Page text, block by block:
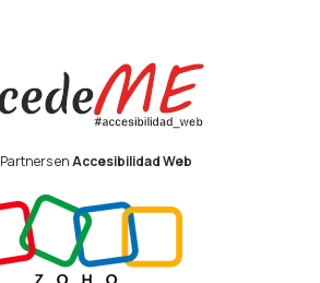
Partners enAccesibilidad Web